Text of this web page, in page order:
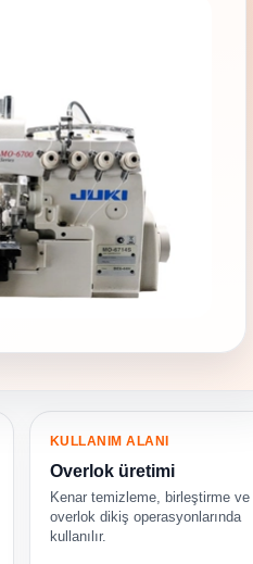
KULLANIM ALANI
Overlok üretimi
Kenar temizleme, birleştirme ve
overlok dikiş operasyonlarında
kullanılır.